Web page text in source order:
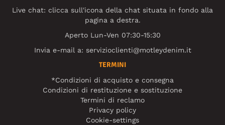
Live chat: clicca sull'icona della chat situata in fondo alla
pagina a destra.
Aperto Lun-Ven 07:30-15:30
Invia e-mail a: servizioclienti@motleydenim.it
TERMINI
*Condizioni di acquisto e consegna
Condizioni di restituzione e sostituzione
Termini di reclamo
Privacy policy
Cookie-settings